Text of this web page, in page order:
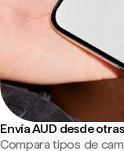
Envía AUD desde
Compara tipos de